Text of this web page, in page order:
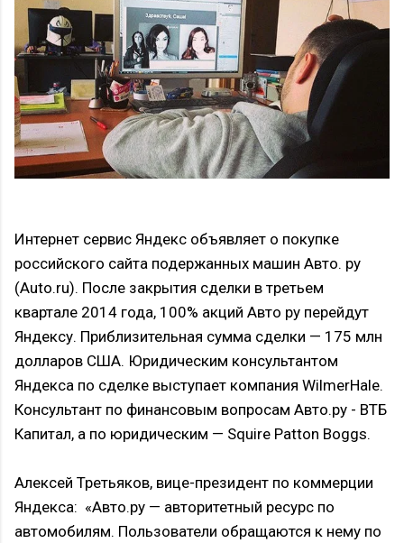
Интернет сервис Яндекс объявляет о покупке
российского сайта подержанных машин Авто. ру
(Auto.ru). После закрытия сделки в третьем
квартале 2014 года, 100% акций Авто ру перейдут
Яндексу. Приблизительная сумма сделки — 175 млн
долларов США. Юридическим консультантом
Яндекса по сделке выступает компания WilmerHale.
Консультант по финансовым вопросам Авто.ру - ВТБ
Капитал, а по юридическим — Squire Patton Boggs.
Алексей Третьяков, вице-президент по коммерции
Яндекса: «Авто.ру — авторитетный ресурс по
автомобилям. Пользователи обращаются к нему по